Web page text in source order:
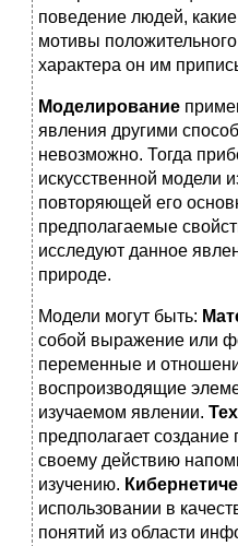
поведение людей,
мотивы
характера он им
Моделирование
явления другими
невозможно. Тогда
искусственной модели
повторяющей его
предполагаемые
исследуют данное
природе.
Модели могут быть:
собой выражение или
переменные и
воспроизводящие
изучаемом явлении.
предполагает
своему действию
изучению.
использовании в
понятий из области